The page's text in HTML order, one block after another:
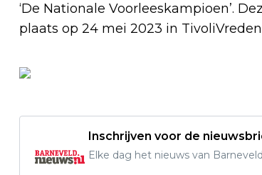
‘De Nationale Voorleeskampioen’.
plaats op 24 mei 2023 in
Inschrijven voor de
Elke dag het nieuws van